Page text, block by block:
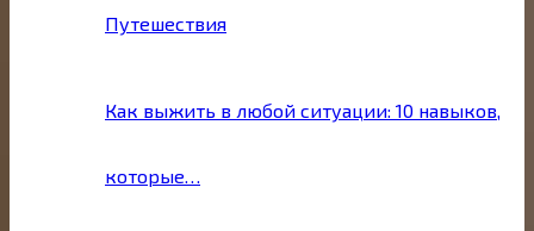
Путешествия
Как выжить в любой ситуации: 10 навыков,
которые…